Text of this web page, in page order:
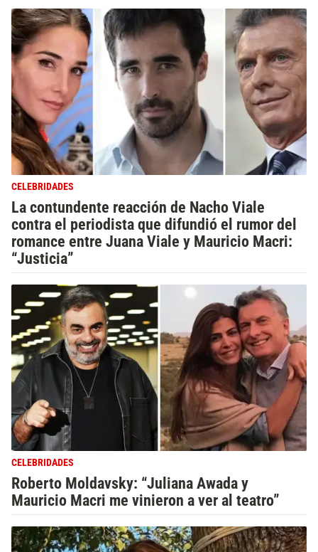
CELEBRIDADES
La contundente reacción de Nacho Viale
contra el periodista que difundió el rumor del
romance entre Juana Viale y Mauricio Macri:
“Justicia”
CELEBRIDADES
Roberto Moldavsky: “Juliana Awada y
Mauricio Macri me vinieron a ver al teatro”